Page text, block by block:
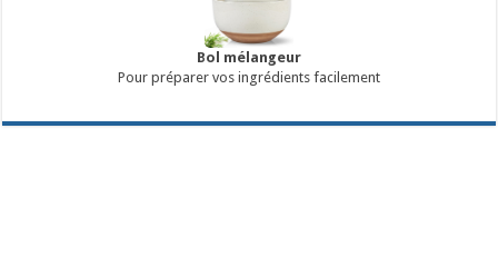
Bol mélangeur
Pour préparer vos ingrédients facilement